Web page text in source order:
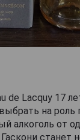
de Lacquy 17
на роль
алкоголь от
станет